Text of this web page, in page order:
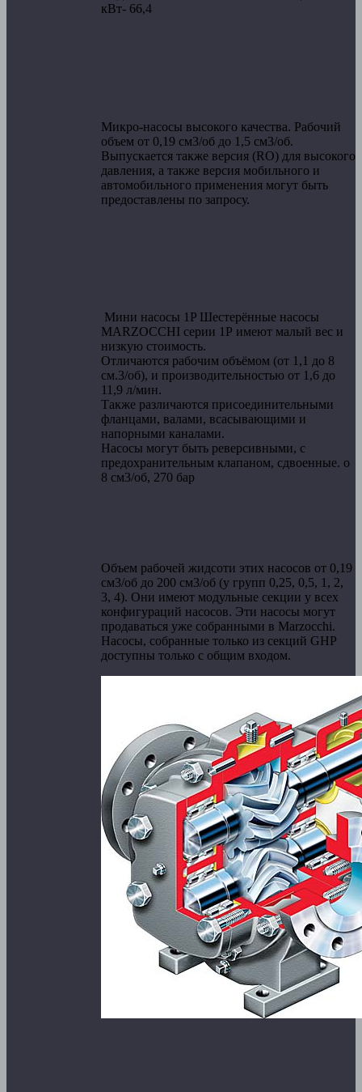
кВт- 66,4
Микро-насосы высокого качества. Рабочий
объем от 0,19 см3/об до 1,5 см3/об.
Выпускается также версия (RO) для высокого
давления, а также версия мобильного и
автомобильного применения могут быть
предоставлены по запросу.
Мини насосы 1P Шестерённые насосы
MARZOCCHI серии 1Р имеют малый вес и
низкую стоимость.
Отличаются рабочим объёмом (от 1,1 до 8
см.3/об), и производительностью от 1,6 до
11,9 л/мин.
Также различаются присоединительными
фланцами, валами, всасывающими и
напорными каналами.
Насосы могут быть реверсивными, с
предохранительным клапаном, сдвоенные. о
8 см3/об, 270 бар
Объем рабочей жидсоти этих насосов от 0,19
см3/об до 200 см3/об (у групп 0,25, 0,5, 1, 2,
3, 4). Они имеют модульные секции у всех
конфигураций насосов. Эти насосы могут
продаваться уже собранными в Marzocchi.
Насосы, собранные только из секций GHP
доступны только с общим входом.